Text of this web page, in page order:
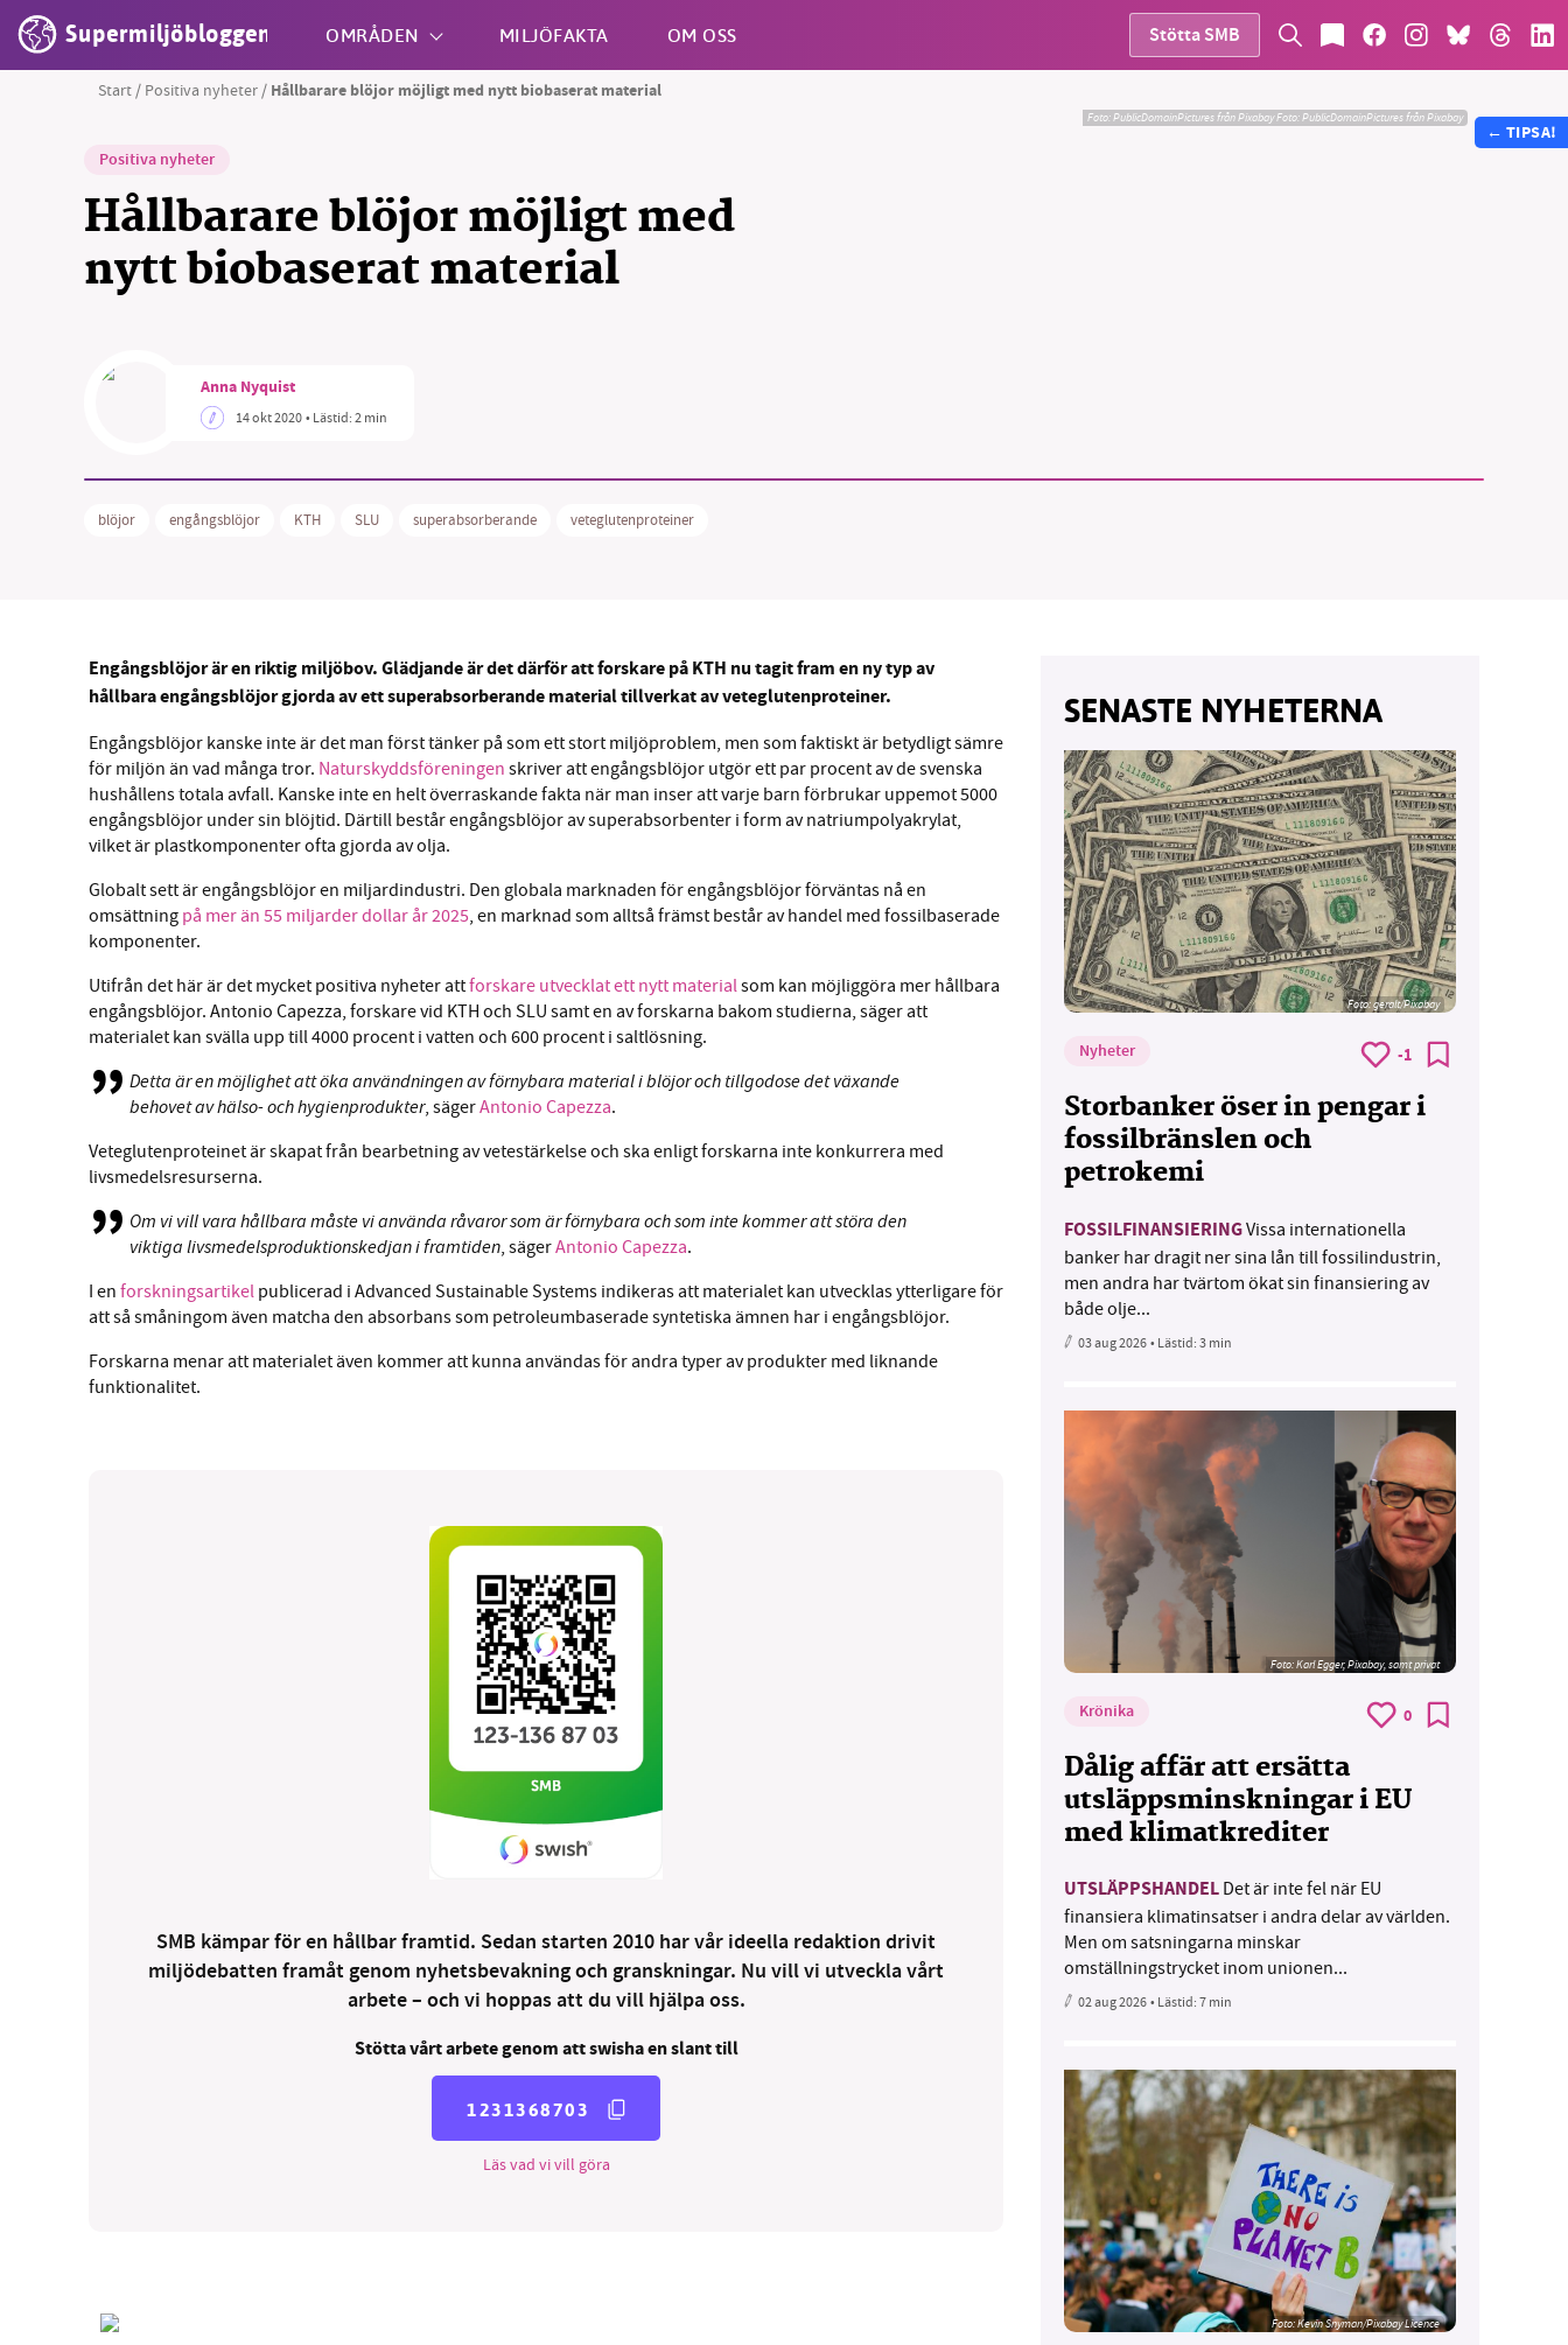
Supermiljöbloggen OMRÅDEN MILJÖFAKTA OM OSS Stötta SMB
Start / Positiva nyheter / Hållbarare blöjor möjligt med nytt biobaserat material
Positiva nyheter
Hållbarare blöjor möjligt med
nytt biobaserat material
Foto: PublicDomainPictures från PixabayFoto:PublicDomainPictures från Pixabay
Anna Nyquist
14 okt 2020• Lästid:2 min
blöjor engångsblöjor KTH SLU superabsorberande veteglutenproteiner
Engångsblöjor är en riktig miljöbov. Glädjande är det därför att forskare på KTH nu tagit fram en ny typ av
hållbara engångsblöjor gjorda av ett superabsorberande material tillverkat av veteglutenproteiner.
Engångsblöjor kanske inte är det man först tänker på som ett stort miljöproblem, men som faktiskt är betydligt sämre
för miljön än vad många tror. Naturskyddsföreningen skriver att engångsblöjor utgör ett par procent av de svenska
hushållens totala avfall. Kanske inte en helt överraskande fakta när man inser att varje barn förbrukar uppemot 5000
engångsblöjor under sin blöjtid. Därtill består engångsblöjor av superabsorbenter i form av natriumpolyakrylat,
vilket är plastkomponenter ofta gjorda av olja.
Globalt sett är engångsblöjor en miljardindustri. Den globala marknaden för engångsblöjor förväntas nå en
omsättning på mer än 55 miljarder dollar år 2025, en marknad som alltså främst består av handel med fossilbaserade
komponenter.
Utifrån det här är det mycket positiva nyheter attforskare utvecklat ett nytt materialsom kan möjliggöra mer hållbara
engångsblöjor. Antonio Capezza, forskare vid KTH och SLU samt en av forskarna bakom studierna, säger att
materialet kan svälla upp till 4000 procent i vatten och 600 procent i saltlösning.
Detta är en möjlighet att öka användningen av förnybara material i blöjor och tillgodose det växande
behovet av hälso- och hygienprodukter, sägerAntonio Capezza.
Veteglutenproteinet är skapat från bearbetning av vetestärkelse och ska enligt forskarna inte konkurrera med
livsmedelsresurserna.
Om vi ​​vill vara hållbara måste vi använda råvaror som är förnybara och som inte kommer att störa den
viktiga livsmedelsproduktionskedjan i framtiden, sägerAntonio Capezza.
I en forskningsartikel publicerad i Advanced Sustainable Systems indikeras att materialet kan utvecklas ytterligare för
att så småningom även matcha den absorbans som petroleumbaserade syntetiska ämnen har i engångsblöjor.
Forskarna menar att materialet även kommer att kunna användas för andra typer av produkter med liknande
funktionalitet.
SMB kämpar för en hållbar framtid. Sedan starten 2010 har vår ideella redaktion drivit
miljödebatten framåt genom nyhetsbevakning och granskningar. Nu vill vi utveckla vårt
arbete – och vi hoppas att du vill hjälpa oss.
Stötta vårt arbete genom att swisha en slant till
1231368703
Läs vad vi vill göra
SENASTE NYHETERNA
Foto:geralt/Pixabay
Nyheter -1
Storbanker öser in pengar i
fossilbränslen och
petrokemi
FOSSILFINANSIERINGVissa internationella
banker har dragit ner sina lån till fossilindustrin,
men andra har tvärtom ökat sin finansiering av
både olje...
03 aug 2026• Lästid:3 min
Foto:Karl Egger, Pixabay, samt privat
Krönika 0
Dålig affär att ersätta
utsläppsminskningar i EU
med klimatkrediter
UTSLÄPPSHANDEL Det är inte fel när EU
finansiera klimatinsatser i andra delar av världen.
Men om satsningarna minskar
omställningstrycket inom unionen...
02 aug 2026• Lästid:7 min
Foto:Kevin Snyman/Pixabay Licence
← TIPSA!
SMB kämpar för en hållbar framtid. Sedan starten 2010 har vår
ideella redaktion drivit miljödebatten framåt genom
nyhetsbevakning och granskningar. Nu vill vi utveckla vårt arbete –
och vi hoppas att du vill hjälpa oss.
Stötta vårt arbete genom att swisha en slant till
Läs vad vi vill göra